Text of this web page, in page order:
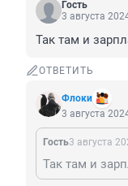
Гость
3 августа
Так там и
ОТВЕТИТЬ
Флоки
3 августа
Гость3 августа
Так там и